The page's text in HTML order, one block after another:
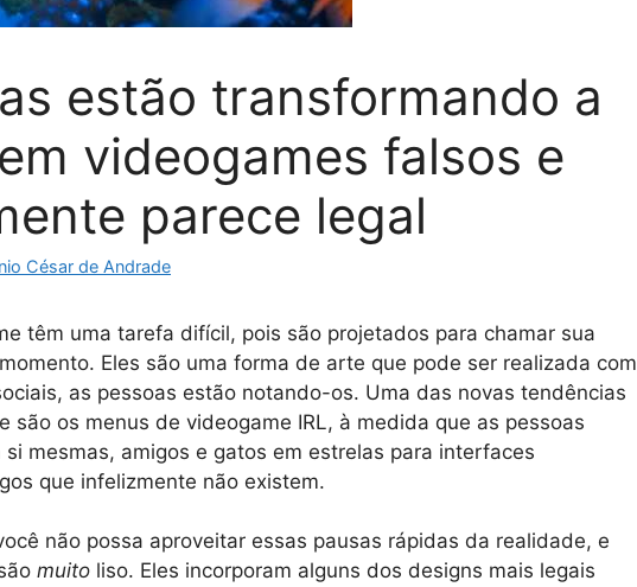
estão transformando a
videogames falsos e
parece legal
César de Andrade
têm uma tarefa difícil, pois são projetados para chamar sua
Eles são uma forma de arte que pode ser realizada com
as pessoas estão notando-os. Uma das novas tendências
são os menus de videogame IRL, à medida que as pessoas
mesmas, amigos e gatos em estrelas para interfaces
que infelizmente não existem.
não possa aproveitar essas pausas rápidas da realidade, e
muito liso. Eles incorporam alguns dos designs mais legais